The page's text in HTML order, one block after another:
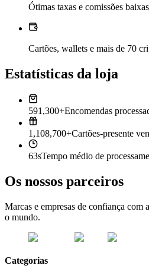
Ótimas taxas e comissões baixas
Cartões, wallets e mais de 70
Estatísticas da loja
591,300+Encomendas
1,108,700+Cartões-presente
63sTempo médio de
Os nossos parceiros
Marcas e empresas de confiança com
o mundo.
Categorias